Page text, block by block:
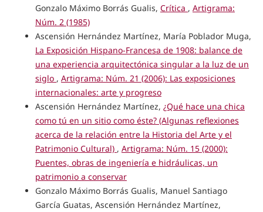
Gonzalo Máximo Borrás Gualis, Crítica , Artigrama:
Núm. 2 (1985)
Ascensión Hernández Martínez, María Poblador Muga,
La Exposición Hispano-Francesa de 1908: balance de
una experiencia arquitectónica singular a la luz de un
siglo , Artigrama: Núm. 21 (2006): Las exposiciones
internacionales: arte y progreso
Ascensión Hernández Martínez, ¿Qué hace una chica
como tú en un sitio como éste? (Algunas reflexiones
acerca de la relación entre la Historia del Arte y el
Patrimonio Cultural) , Artigrama: Núm. 15 (2000):
Puentes, obras de ingeniería e hidráulicas, un
patrimonio a conservar
Gonzalo Máximo Borrás Gualis, Manuel Santiago
García Guatas, Ascensión Hernández Martínez,